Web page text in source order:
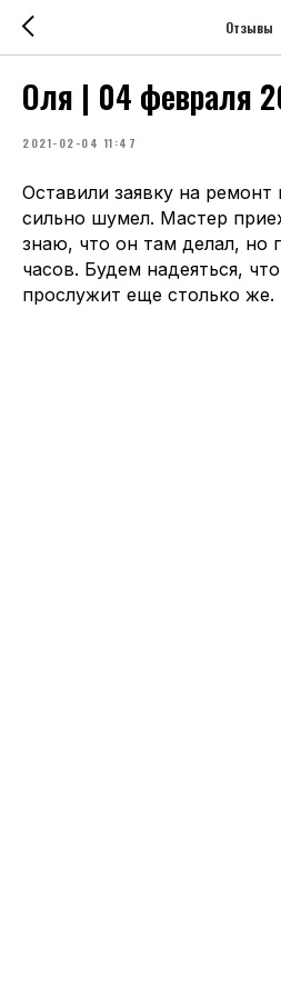
Отзывы
Оля | 04 февраля
2021-02-04 11:47
Оставили заявку на
сильно шумел. Мастер
знаю, что он там делал, но
часов. Будем надеяться,
прослужит еще столько же.